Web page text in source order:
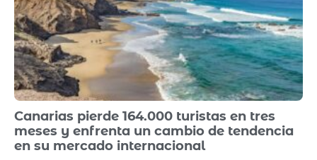
Canarias pierde 164.000 turistas en tres
meses y enfrenta un cambio de tendencia
en su mercado internacional